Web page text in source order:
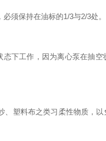
须保持在油标的1/3与2/3处。
工作，因为离心泵在抽空
塑料布之类习柔性物质，以